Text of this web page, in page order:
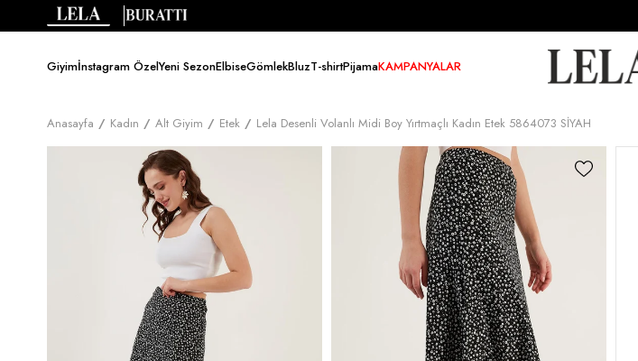
Giyimİnstagram ÖzelYeni SezonElbiseGömlekBluzT-shirtPijamaKAMPANYALAR
Anasayfa Kadın Alt Giyim Etek Lela Desenli Volanlı Midi Boy Yırtmaçlı Kadın Etek 5864073 SİYAH